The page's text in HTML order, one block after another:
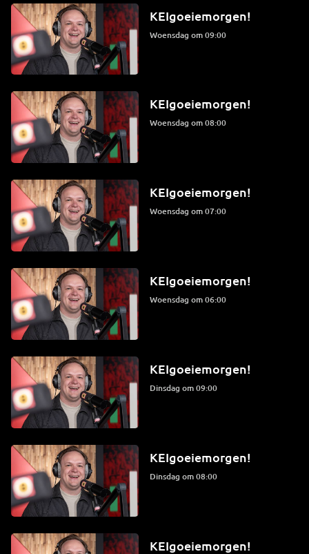
KEIgoeiemorgen!
woensdag om 09:00
KEIgoeiemorgen!
woensdag om 08:00
KEIgoeiemorgen!
woensdag om 07:00
KEIgoeiemorgen!
woensdag om 06:00
KEIgoeiemorgen!
dinsdag om 09:00
KEIgoeiemorgen!
dinsdag om 08:00
KEIgoeiemorgen!